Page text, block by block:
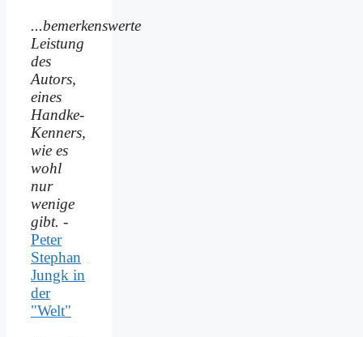
...bemerkenswerte
Leistung
des
Autors,
eines
Handke-
Kenners,
wie es
wohl
nur
wenige
gibt. -
Peter
Stephan
Jungk in
der
"Welt"